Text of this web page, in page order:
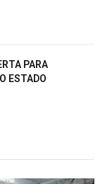
PARA
ESTADO